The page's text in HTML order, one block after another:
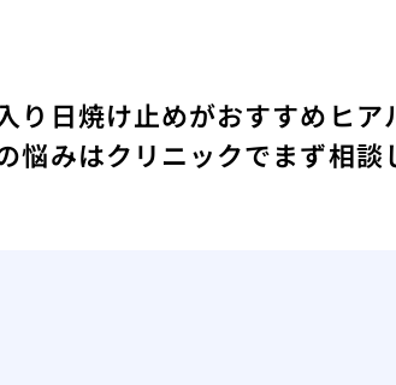
り日焼け止めがおすすめ ヒア
悩みはクリニックでまず相談